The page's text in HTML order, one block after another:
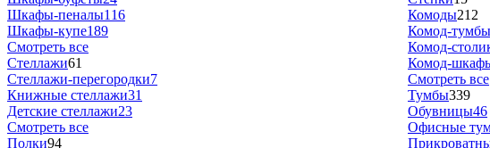
Шкафы-пеналы116
Шкафы-купе189
Смотреть все
Стеллажи61
Стеллажи-перегородки7
Книжные стеллажи31
Детские стеллажи23
Смотреть все
Полки94
Комоды212
Комод-тумбы
Комод-
Комод-
Смотреть все
Тумбы339
Обувницы46
Офисные